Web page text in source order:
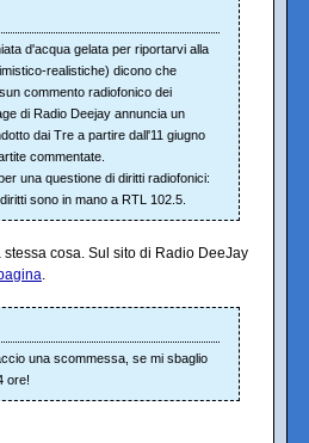
d'acqua gelata per riportarvi alla
realistiche) dicono che
commento radiofonico dei
di Radio Deejay annuncia un
dai Tre a partire dall'11 giugno
commentate.
una questione di diritti radiofonici:
sono in mano a RTL 102.5.
cosa. Sul sito di Radio DeeJay
.
una scommessa, se mi sbaglio
ore!